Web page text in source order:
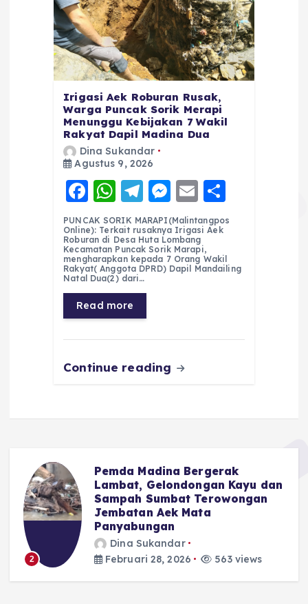
Irigasi Aek Roburan Rusak,
Warga Puncak Sorik Merapi
Menunggu Kebijakan 7 Wakil
Rakyat Dapil Madina Dua
Dina Sukandar
Agustus 9, 2026
F
a
c
e
b
o
o
k
W
h
a
ts
A
p
p
T
el
e
g
r
a
m
M
e
ss
e
n
E
m
ai
l
h
re
PUNCAK SORIK MARAPI(Malintangpos
Online): Terkait rusaknya Irigasi Aek
Roburan di Desa Huta Lombang
Kecamatan Puncak Sorik Marapi,
mengharapkan kepada 7 Orang Wakil
Rakyat( Anggota DPRD) Dapil Mandailing
Natal Dua(2) dari…
Read more
Continue reading
Pemda Madina Bergerak
Lambat, Gelondongan Kayu dan
Sampah Sumbat Terowongan
Jembatan Aek Mata
Panyabungan
Dina Sukandar
Februari 28, 2026
563 views